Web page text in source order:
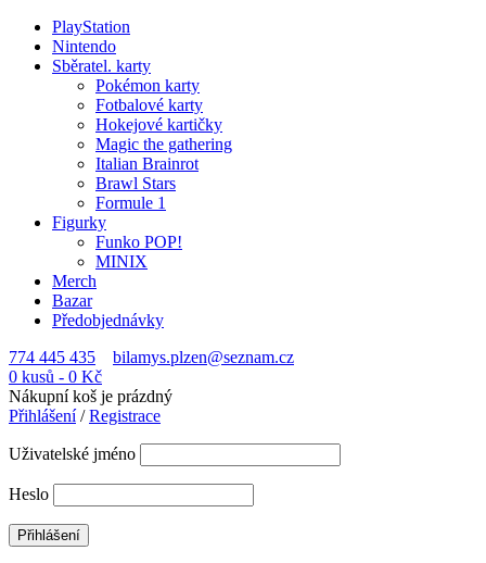
PlayStation
Nintendo
Sběratel. karty
Pokémon karty
Fotbalové karty
Hokejové kartičky
Magic the gathering
Italian Brainrot
Brawl Stars
Formule 1
Figurky
Funko POP!
MINIX
Merch
Bazar
Předobjednávky
774 445 435
bilamys.plzen@seznam.cz
0 kusů - 0 Kč
Nákupní koš je prázdný
Přihlášení/Registrace
Uživatelské jméno
Heslo